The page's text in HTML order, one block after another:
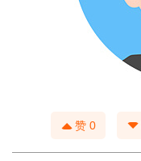
赞 0